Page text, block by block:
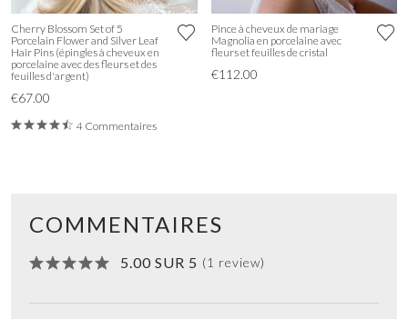
Cherry Blossom Set of 5
Porcelain Flower and Silver Leaf
Hair Pins (épingles à cheveux en
porcelaine avec des fleurs et des
feuilles d'argent)
€67.00
4 Commentaires
Pince à cheveux de mariage
Magnolia en porcelaine avec
fleurs et feuilles de cristal
€112.00
COMMENTAIRES
5.00 SUR 5 (1 review)